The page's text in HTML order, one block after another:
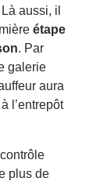
aussi, il
étape
. Par
galerie
aura
l’entrepôt
plus de